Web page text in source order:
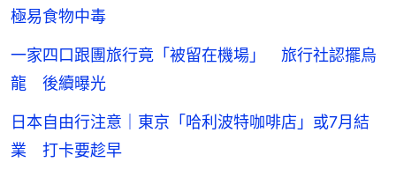
極易食物中毒
一家四口跟團旅行竟「被留在機場」 旅行社認擺烏
龍 後續曝光
日本自由行注意｜東京「哈利波特咖啡店」或7月結
業 打卡要趁早